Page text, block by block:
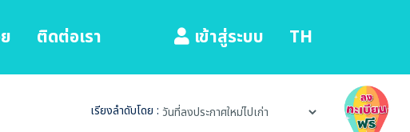
ติดต่อเรา เข้าสู่ระบบ TH
เรียงลำดับโดย :